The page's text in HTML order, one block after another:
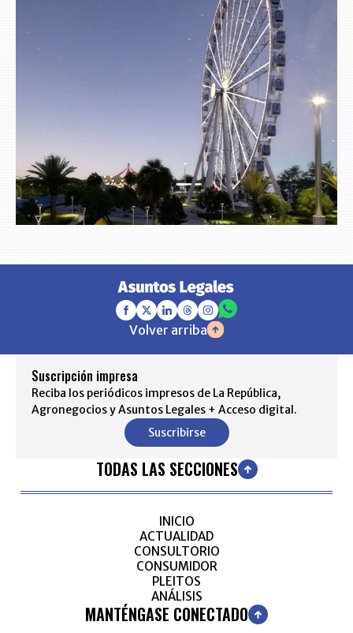
Volver arriba
Suscripción impresa
Reciba los periódicos impresos de La República,
Agronegocios y Asuntos Legales + Acceso digital.
Suscribirse
TODAS LAS SECCIONES
INICIO
ACTUALIDAD
CONSULTORIO
CONSUMIDOR
PLEITOS
ANÁLISIS
MANTÉNGASE CONECTADO